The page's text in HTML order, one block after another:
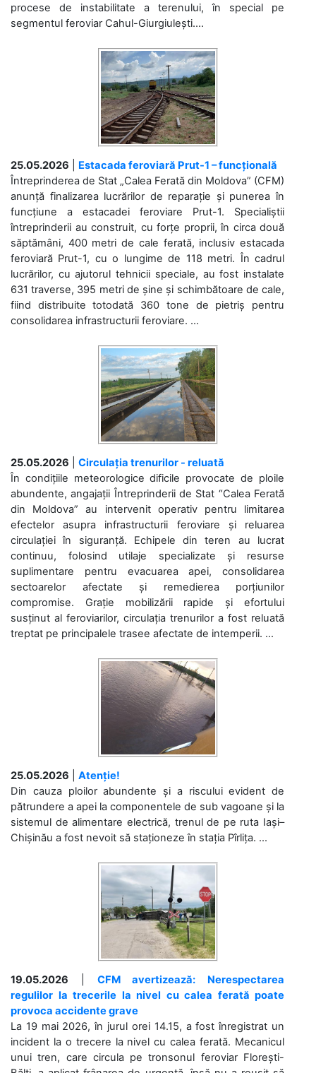
procese de instabilitate a terenului, în special pe
segmentul feroviar Cahul-Giurgiulești....
25.05.2026
Estacada feroviară Prut-1 – funcțională
Întreprinderea de Stat „Calea Ferată din Moldova” (CFM)
anunță finalizarea lucrărilor de reparație și punerea în
funcțiune a estacadei feroviare Prut-1. Specialiștii
întreprinderii au construit, cu forțe proprii, în circa două
săptămâni, 400 metri de cale ferată, inclusiv estacada
feroviară Prut-1, cu o lungime de 118 metri. În cadrul
lucrărilor, cu ajutorul tehnicii speciale, au fost instalate
631 traverse, 395 metri de șine și schimbătoare de cale,
fiind distribuite totodată 360 tone de pietriș pentru
consolidarea infrastructurii feroviare. ...
25.05.2026
Circulația trenurilor - reluată
În condițiile meteorologice dificile provocate de ploile
abundente, angajații Întreprinderii de Stat “Calea Ferată
din Moldova” au intervenit operativ pentru limitarea
efectelor asupra infrastructurii feroviare și reluarea
circulației în siguranță. Echipele din teren au lucrat
continuu, folosind utilaje specializate și resurse
suplimentare pentru evacuarea apei, consolidarea
sectoarelor afectate și remedierea porțiunilor
compromise. Grație mobilizării rapide și efortului
susținut al feroviarilor, circulația trenurilor a fost reluată
treptat pe principalele trasee afectate de intemperii. ...
25.05.2026
Atenție!
Din cauza ploilor abundente și a riscului evident de
pătrundere a apei la componentele de sub vagoane și la
sistemul de alimentare electrică, trenul de pe ruta Iași–
Chișinău a fost nevoit să staționeze în stația Pîrlița. ...
19.05.2026
CFM avertizează: Nerespectarea
regulilor la trecerile la nivel cu calea ferată poate
provoca accidente grave
La 19 mai 2026, în jurul orei 14.15, a fost înregistrat un
incident la o trecere la nivel cu calea ferată. Mecanicul
unui tren, care circula pe tronsonul feroviar Florești-